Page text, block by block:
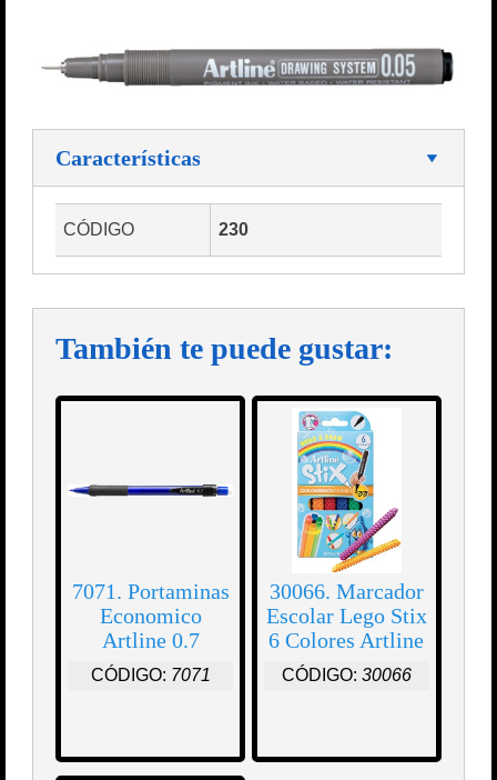
Características
CÓDIGO 230
También te puede gustar:
7071. Portaminas
Economico
Artline 0.7
CÓDIGO: 7071
30066. Marcador
Escolar Lego Stix
6 Colores Artline
CÓDIGO: 30066